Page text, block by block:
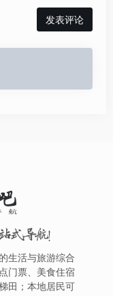
发表评论
式导航！
生活与旅游综合
门票、美食住宿
田；本地居民可